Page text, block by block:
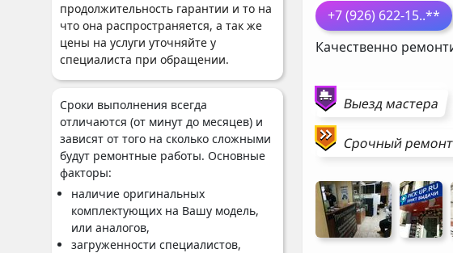
продолжительность гарантии и то на
что она распространяется, а так же
цены на услуги уточняйте у
специалиста при обращении.
Сроки выполнения всегда
отличаются (от минут до месяцев) и
зависят от того на сколько сложными
будут ремонтные работы. Основные
факторы:
наличие оригинальных
комплектующих на Вашу модель,
или аналогов,
загруженности специалистов,
+7 (926) 622-15..**
Качественно
Выезд мастера
Срочный